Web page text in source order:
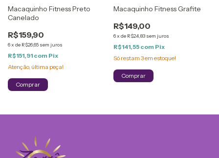
Macaquinho Fitness Preto
Canelado
R$159,90
6x de R$26,65 sem juros
R$151,91 com Pix
Atenção, última peça!
Comprar
Macaquinho Fitness Grafite
R$149,00
6x de R$24,83 sem juros
R$141,55 com Pix
Só restam 3em estoque!
Comprar